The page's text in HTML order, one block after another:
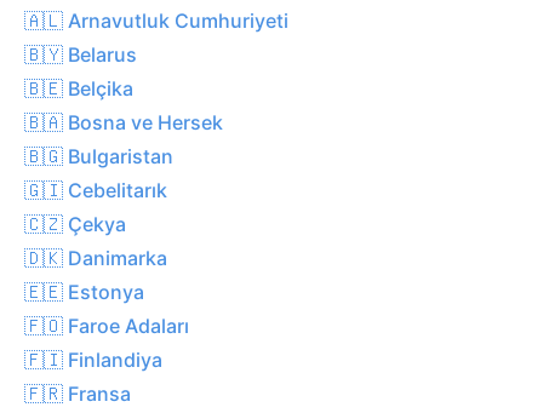
🇦🇱 Arnavutluk Cumhuriyeti
🇧🇾 Belarus
🇧🇪 Belçika
🇧🇦 Bosna ve Hersek
🇧🇬 Bulgaristan
🇬🇮 Cebelitarık
🇨🇿 Çekya
🇩🇰 Danimarka
🇪🇪 Estonya
🇫🇴 Faroe Adaları
🇫🇮 Finlandiya
🇫🇷 Fransa